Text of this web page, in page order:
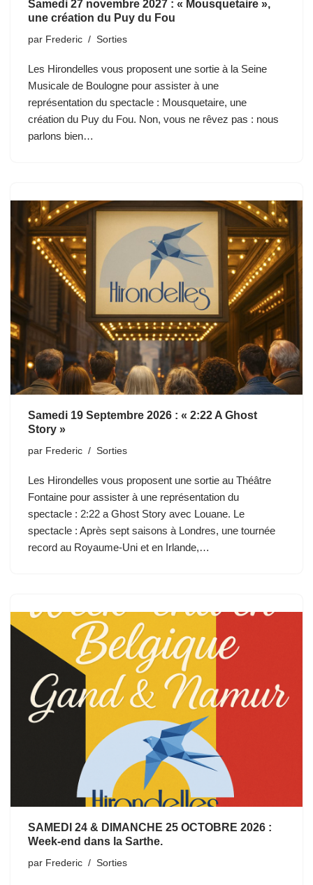
Samedi 27 novembre 2027 : « Mousquetaire »,
une création du Puy du Fou
par Frederic Sorties
Les Hirondelles vous proposent une sortie à la Seine
Musicale de Boulogne pour assister à une
représentation du spectacle : Mousquetaire, une
création du Puy du Fou. Non, vous ne rêvez pas : nous
parlons bien…
Samedi 19 Septembre 2026 : « 2:22 A Ghost
Story »
par Frederic Sorties
Les Hirondelles vous proposent une sortie au Théâtre
Fontaine pour assister à une représentation du
spectacle : 2:22 a Ghost Story avec Louane. Le
spectacle : Après sept saisons à Londres, une tournée
record au Royaume-Uni et en Irlande,…
SAMEDI 24 & DIMANCHE 25 OCTOBRE 2026 :
Week-end dans la Sarthe.
par Frederic Sorties